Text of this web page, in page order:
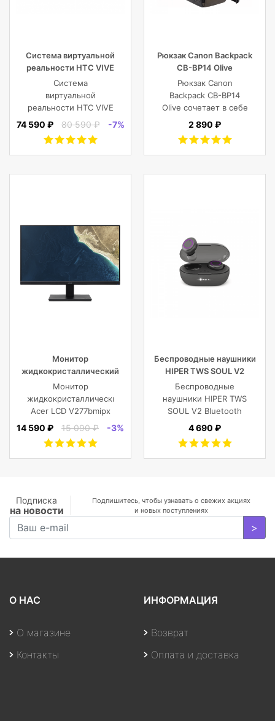
Система виртуальной
реальности HTC VIVE
Cosmos
Система
виртуальной
реальности HTC VIVE
Cosmos
74 590 ₽ 80 590 ₽ -7%
Рюкзак Canon Backpack
CB-BP14 Olive
Рюкзак Canon
Backpack CB-BP14
Olive сочетает в себе
винтажный стиль,
современный
комфорт, и защиту
2 890 ₽
Монитор
жидкокристаллический
Acer LCD V277bmipx 27”
[16:9] 1920х1080(FHD) IPS
Монитор
жидкокристаллический
Acer LCD V277bmipx
27'' [16:9]
nonGLARE,
250cd/m2,
VGA, HDMI, DP, Tilt,
Speakers, 3Y, Black
14 590 ₽ 15 090 ₽ -3%
Беспроводные наушники
HIPER TWS SOUL V2
Bluetooth 5.0 гарнитура Li-
Pol 2x43mAh+380mAh,
черный
Беспроводные
наушники HIPER TWS
SOUL V2 Bluetooth
5.0 гарнитура Li-Pol
Черный
4 690 ₽
Подписка
на новости
Подпишитесь, чтобы узнавать о свежих акциях
и новых поступлениях
>
О НАС
О магазине
Контакты
ИНФОРМАЦИЯ
Возврат
Оплата и доставка